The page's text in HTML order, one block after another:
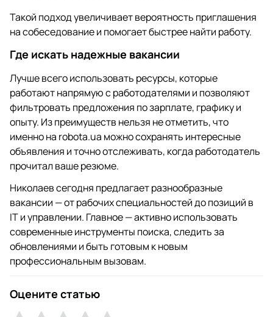
Такой подход увеличивает вероятность приглашения
на собеседование и помогает быстрее найти работу.
Где искать надежные вакансии
Лучше всего использовать ресурсы, которые
работают напрямую с работодателями и позволяют
фильтровать предложения по зарплате, графику и
опыту. Из преимуществ нельзя не отметить, что
именно на robota.ua можно сохранять интересные
объявления и точно отслеживать, когда работодатель
прочитал ваше резюме.
Николаев сегодня предлагает разнообразные
вакансии — от рабочих специальностей до позиций в
IT и управлении. Главное — активно использовать
современные инструменты поиска, следить за
обновлениями и быть готовым к новым
профессиональным вызовам.
Оцените статью